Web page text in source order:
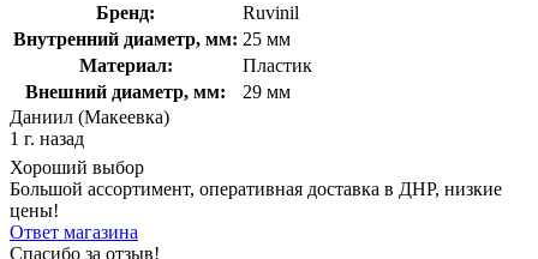
Бренд:
Ruvinil
Внутренний диаметр, мм: 25 мм
Материал:
Пластик
Внешний диаметр, мм:
29 мм
Даниил (Макеевка)
1 г. назад
Хороший выбор
Большой ассортимент, оперативная доставка в ДНР, низкие
цены!
Ответ магазина
Спасибо за отзыв!